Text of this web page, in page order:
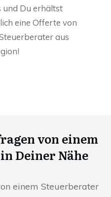
Du erhältst
eine Offerte von
aus
von einem
Deiner Nähe
einem Steuerberater